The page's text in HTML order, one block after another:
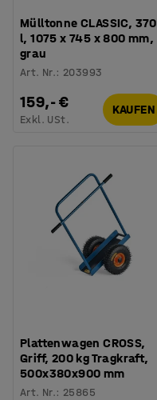
Mülltonne CLASSIC, 370
l, 1075 x 745 x 800 mm,
grau
Art. Nr.: 203993
159,- €
Exkl. USt.
KAUFEN
Plattenwagen CROSS,
Griff, 200 kg Tragkraft,
500x380x900 mm
Art. Nr.: 25865